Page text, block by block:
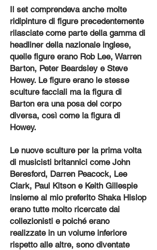
Il set comprendeva anche molte
ridipinture di figure precedentemente
rilasciate come parte della gamma di
headliner della nazionale inglese,
quelle figure erano Rob Lee, Warren
Barton, Peter Beardsley e Steve
Howey. Le figure erano le stesse
sculture facciali ma la figura di
Barton era una posa del corpo
diversa, così come la figura di
Howey.
Le nuove sculture per la prima volta
di musicisti britannici come John
Beresford, Darren Peacock, Lee
Clark, Paul Kitson e Keith Gillespie
insieme al mio preferito Shaka Hislop
erano tutte molto ricercate dai
collezionisti e poiché erano
realizzate in un volume inferiore
rispetto alle altre, sono diventate